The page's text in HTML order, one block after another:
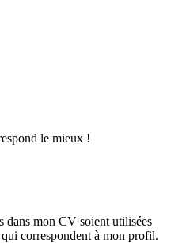
le mieux !
dans mon CV soient utilisées
correspondent à mon profil.